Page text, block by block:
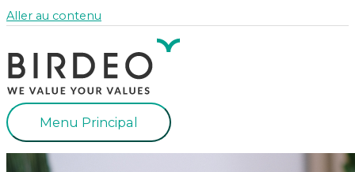
Aller au contenu
Menu Principal